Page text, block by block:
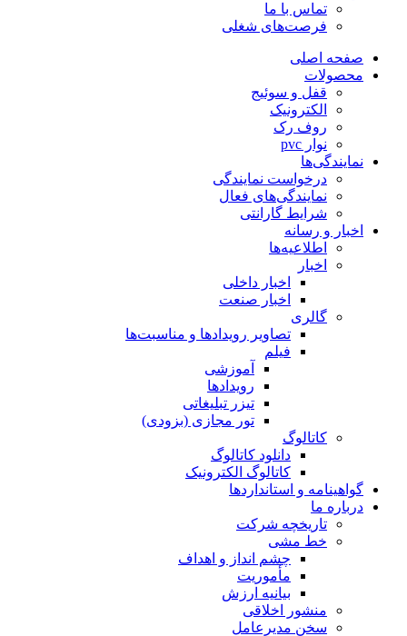
تماس با ما
فرصت‌های شغلی
صفحه اصلی
محصولات
قفل و سوئیج
الکترونیک
روف رک
نوار pvc
نمایندگی‌ها
درخواست نمایندگی
نمایندگی‌های فعال
شرایط گارانتی
اخبار و رسانه
اطلاعیه‌ها
اخبار
اخبار داخلی
اخبار صنعت
گالری
تصاویر رویدادها و مناسبت‌ها
فیلم
آموزشی
رویدادها
تیزر تبلیغاتی
تور مجازی (بزودی)
کاتالوگ
دانلود کاتالوگ
کاتالوگ الکترونیک
گواهینامه و استانداردها
درباره ما
تاریخچه شرکت
خط مشی
چشم انداز و اهداف
مأموریت
بیانیه ارزش
منشور اخلاقی
سخن مدیرعامل